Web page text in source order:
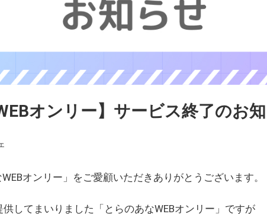
オンリー】サービス終了のお
オンリー」をご愛顧いただきありがとうございます。
してまいりました「とらのあなWEBオンリー」ですが